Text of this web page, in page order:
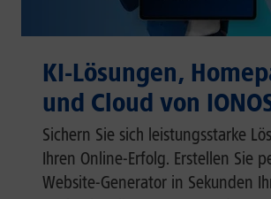
KI-Lösungen,
und Cloud von
Sichern Sie sich leistungsstarke
Ihren Online-Erfolg. Erstellen Sie
Website-Generator in Sekunden